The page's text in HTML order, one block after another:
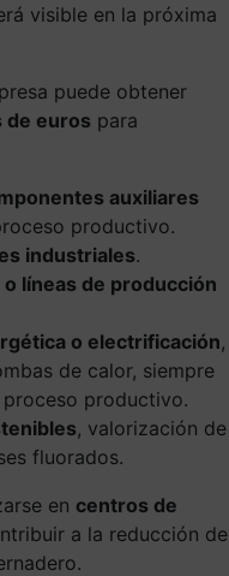
visible en la próxima
puede obtener
de euros para
auxiliares
productivo.
industriales.
líneas de producción
o electrificación,
de calor, siempre
productivo.
, valorización de
fluorados.
en centros de
a la reducción de